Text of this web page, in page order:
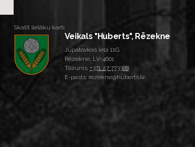
Skatīt lielāku karti
Veikals "Huberts", Rēzekne
Jupatovkas iela 11G
Rēzekne, LV-4601
Tālrunis: +371 27 773388
E-pasts: rezekne@huberts.lv